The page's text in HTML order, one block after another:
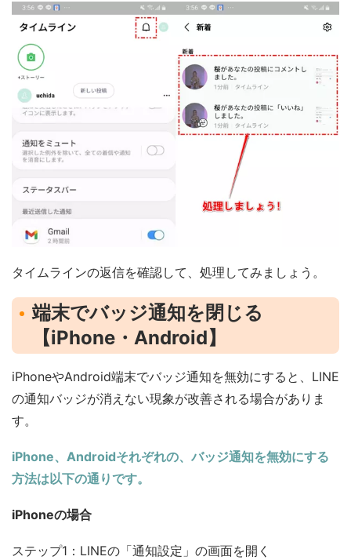
タイムラインの返信を確認して、処理してみましょう。
端末でバッジ通知を閉じる
【iPhone・Android】
iPhoneやAndroid端末でバッジ通知を無効にすると、LINE
の通知バッジが消えない現象が改善される場合がありま
す。
iPhone、Androidそれぞれの、バッジ通知を無効にする
方法は以下の通りです。
iPhoneの場合
ステップ1：LINEの「通知設定」の画面を開く